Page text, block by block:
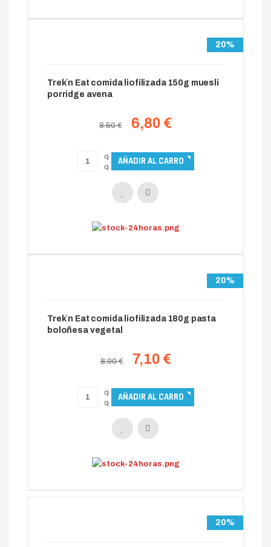
20%
Trek´n Eat comida liofilizada 150g muesli
porridge avena
8.50 € 6,80 €
20%
Trek´n Eat comida liofilizada 180g pasta
boloñesa vegetal
8.90 € 7,10 €
20%